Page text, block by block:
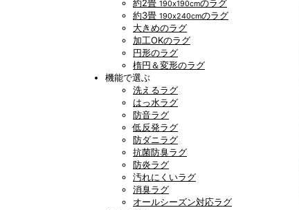
約2畳 190x190cmのラグ
約3畳 190x240cmのラグ
大きめのラグ
加工OKのラグ
円形のラグ
楕円＆変形のラグ
機能で選ぶ
洗えるラグ
はっ水ラグ
防音ラグ
低反発ラグ
防ダニラグ
抗菌防臭ラグ
防炎ラグ
汚れにくいラグ
消臭ラグ
オールシーズン対応ラグ